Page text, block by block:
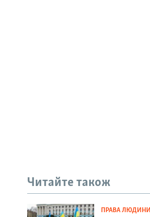
Читайте також
ПРАВА ЛЮДИНИ